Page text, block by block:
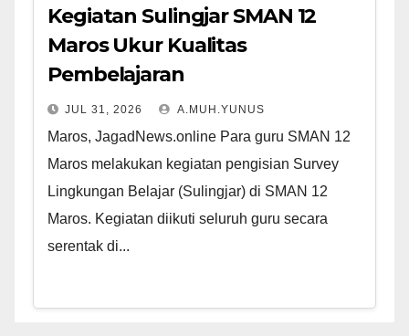
Kegiatan Sulingjar SMAN 12
Maros Ukur Kualitas
Pembelajaran
JUL 31, 2026 A.MUH.YUNUS
Maros, JagadNews.online Para guru SMAN 12
Maros melakukan kegiatan pengisian Survey
Lingkungan Belajar (Sulingjar) di SMAN 12
Maros. Kegiatan diikuti seluruh guru secara
serentak di...